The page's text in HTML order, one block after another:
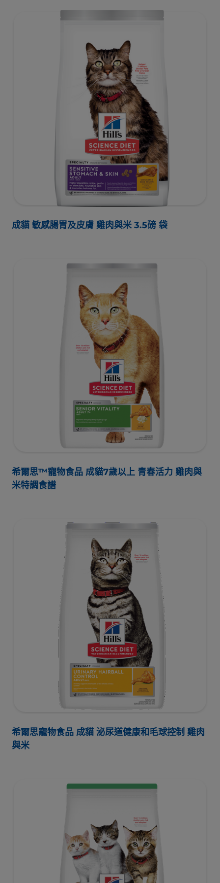
成貓 敏感腸胃及皮膚 雞肉與米 3.5磅 袋
希爾思™寵物食品 成貓7歲以上 青春活力 雞肉與
米特調食譜
希爾思寵物食品 成貓 泌尿道健康和毛球控制 雞肉
與米